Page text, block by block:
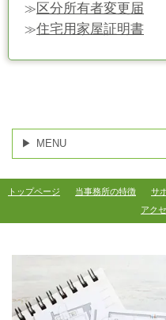
≫ 区分所有者変更届
≫住宅用家屋証明書
MENU
トップページ 当事務所の特徴 サ
アク